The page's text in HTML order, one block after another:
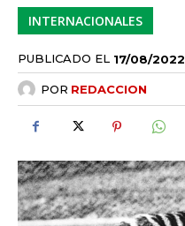
INTERNACIONALES
PUBLICADO EL 17/08/2022
POR REDACCION